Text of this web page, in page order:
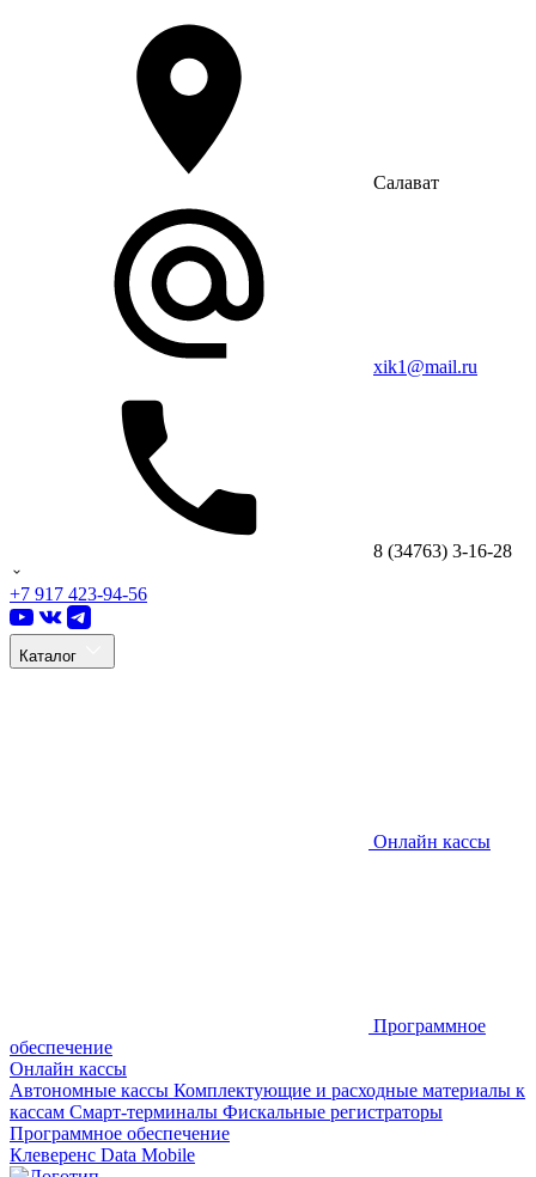
Салават
xik1@mail.ru
8 (34763) 3-16-28
+7 917 423-94-56
Каталог
Онлайн кассы
Программное
обеспечение
Онлайн кассы
Автономные кассы Комплектующие и расходные материалы к
кассам Смарт-терминалы Фискальные регистраторы
Программное обеспечение
Клеверенс Data Mobile